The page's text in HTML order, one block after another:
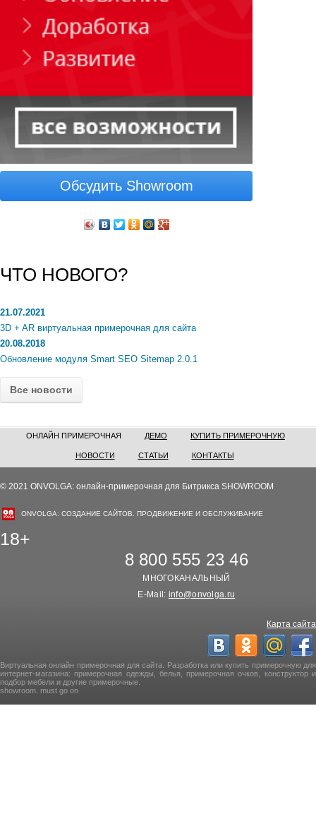
Обсудить Showroom
ЧТО НОВОГО?
21.07.2021
3D + AR виртуальная примерочная для сайта
20.08.2018
Обновление модуля Smart SEO Sitemap 2.0.1
Все новости
ОНЛАЙН ПРИМЕРОЧНАЯ ДЕМО КУПИТЬ ПРИМЕРОЧНУЮ
НОВОСТИ СТАТЬИ КОНТАКТЫ
© 2021 ONVOLGA: онлайн-примерочная для Битрикса SHOWROOM
ONVOLGA: СОЗДАНИЕ САЙТОВ. ПРОДВИЖЕНИЕ И ОБСЛУЖИВАНИЕ
18+
8 800 555 23 46
МНОГОКАНАЛЬНЫЙ
E-Mail: info@onvolga.ru
Карта сайта
Виртуальная онлайн примерочная для сайта. Разработка или купить примерочную для
интернет-магазина: примерочная одежды, белья, примерочная очков, конструктор и
подбор мебели и другие примерочные.
showroom. must go on